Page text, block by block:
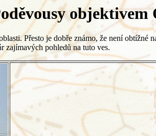
objektivem
Přesto je dobře známo, že není
zajímavých pohledů na tuto ves.